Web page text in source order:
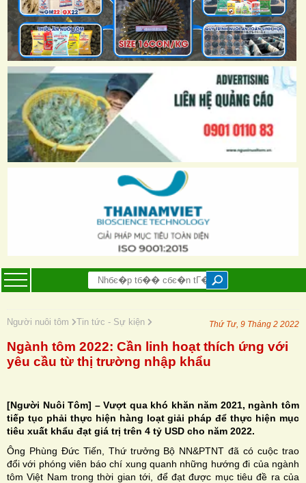
Người nuôi tôm Tin tức - Sự kiện Thứ Tư, 9 Tháng 2 2022
Ngành tôm 2022: Cần linh hoạt thích ứng với
yêu cầu từ thị trường nhập khẩu
[Người Nuôi Tôm] – Vượt qua khó khăn năm 2021, ngành tôm
tiếp tục phải thực hiện hàng loạt giải pháp để thực hiện mục
tiêu xuất khẩu đạt giá trị trên 4 tỷ USD cho năm 2022.
Ông Phùng Đức Tiến, Thứ trưởng Bộ NN&PTNT đã có cuộc trao
đổi với phóng viên báo chí xung quanh những hướng đi của ngành
tôm Việt Nam trong thời gian tới, để đạt được mục tiêu đề ra của